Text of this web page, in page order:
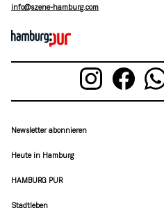
moc.grubmah-enezs@ofni
Newsletter abonnieren
Heute in Hamburg
HAMBURG PUR
Stadtleben